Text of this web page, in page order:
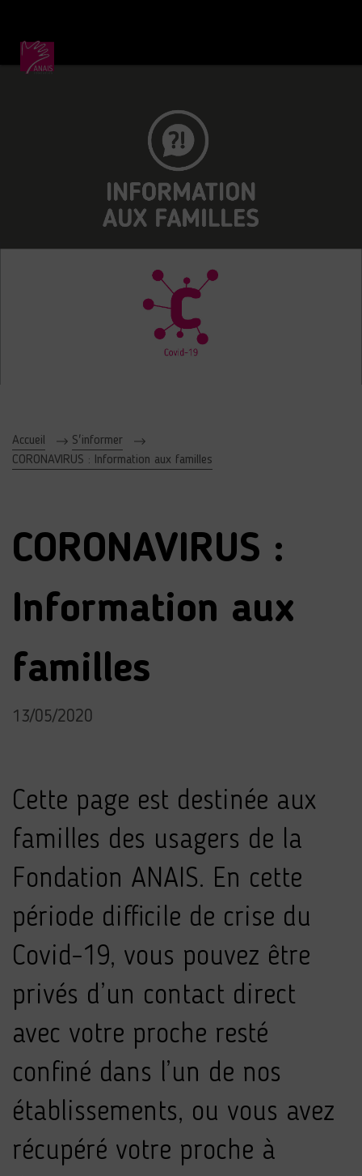
Accueil
S'informer
CORONAVIRUS : Information aux familles
CORONAVIRUS :
Information aux
familles
13/05/2020
Cette page est destinée aux
familles des usagers de la
Fondation ANAIS. En cette
période difficile de crise du
Covid-19, vous pouvez être
privés d’un contact direct
avec votre proche resté
confiné dans l’un de nos
établissements, ou vous avez
récupéré votre proche à